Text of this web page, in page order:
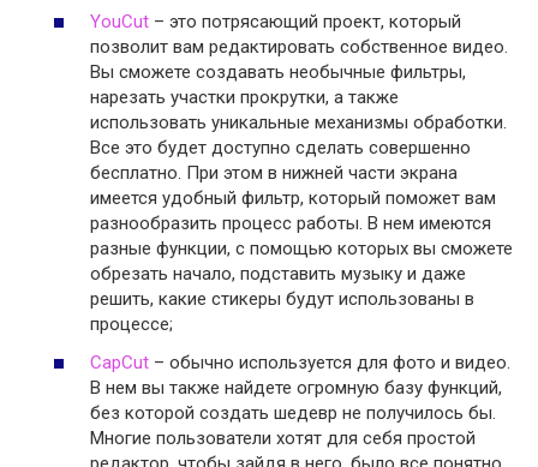
YouCut – это потрясающий проект, который
позволит вам редактировать собственное видео.
Вы сможете создавать необычные фильтры,
нарезать участки прокрутки, а также
использовать уникальные механизмы обработки.
Все это будет доступно сделать совершенно
бесплатно. При этом в нижней части экрана
имеется удобный фильтр, который поможет вам
разнообразить процесс работы. В нем имеются
разные функции, с помощью которых вы сможете
обрезать начало, подставить музыку и даже
решить, какие стикеры будут использованы в
процессе;
CapCut – обычно используется для фото и видео.
В нем вы также найдете огромную базу функций,
без которой создать шедевр не получилось бы.
Многие пользователи хотят для себя простой